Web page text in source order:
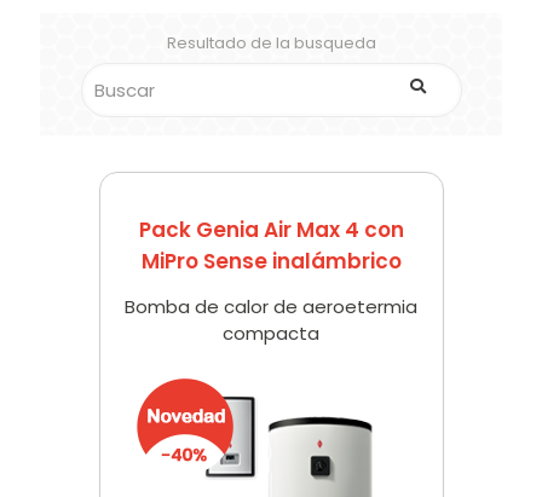
Resultado de la busqueda
Pack Genia Air Max 4 con
MiPro Sense inalámbrico
Bomba de calor de aeroetermia
compacta